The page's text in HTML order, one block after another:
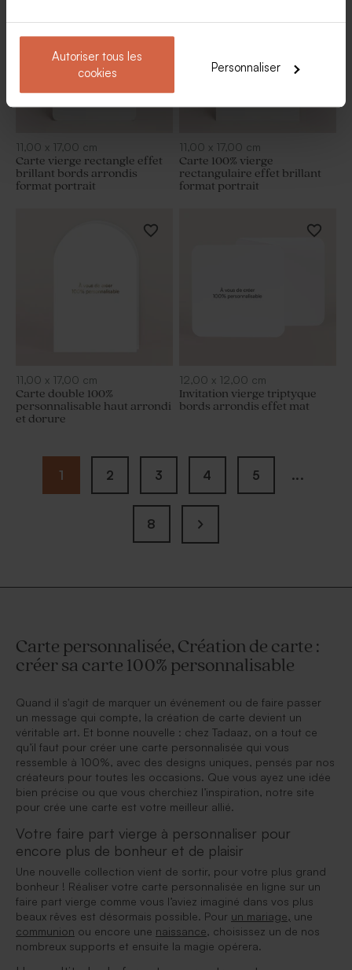
Autoriser tous les
cookies
Personnaliser
11,00 x 17,00 cm
Carte vierge rectangle effet
brillant bords arrondis
format portrait
11,00 x 17,00 cm
Carte 100% vierge
rectangulaire effet brillant
format portrait
11,00 x 17,00 cm
Carte double 100%
personnalisable haut arrondi
et dorure
12,00 x 12,00 cm
Invitation vierge triptyque
bords arrondis effet mat
1 2 3 4 5 ...
8
Carte personnalisée, Création de carte :
créer sa carte 100% personnalisable
Quand il s'agit de marquer un événement ou de faire passer
un message qui compte, la création de carte devient un
véritable art. Et bonne nouvelle : chez Tadaaz, on a tout ce
qu’il faut pour créer une carte personnalisée qui vous
ressemble à 100%, avec des designs uniques, pensés par nos
créateurs pour toutes les occasions. Que vous ayez une idée
bien précise ou que vous cherchiez l’inspiration, notre site
pour crée une carte est votre meilleur allié.
Votre faire part vierge à personnaliser pour
encore plus de bonheur et de plaisir
Une nouvelle collection vient de sortir, pour votre plus grand
bonheur ! Réaliser votre carte personnalisée en ligne sur un
faire part vierge comme vous l’aviez imaginé dans vos plus
beaux rêves est désormais possible. Pour un mariage, une
communion ou encore une naissance, choisissez un de nos
nombreux supports et ensuite la magie opérera.